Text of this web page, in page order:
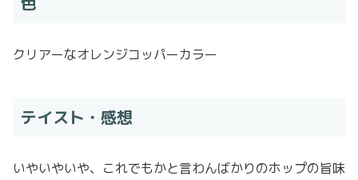
クリアーなオレンジコッパーカラー
テイスト・感想
いやいやいや、これでもかと言わんばかりのホップの旨味